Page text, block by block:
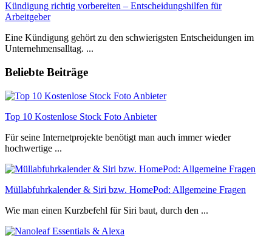
Kündigung richtig vorbereiten – Entscheidungshilfen für
Arbeitgeber
Eine Kündigung gehört zu den schwierigsten Entscheidungen im
Unternehmensalltag. ...
Beliebte Beiträge
Top 10 Kostenlose Stock Foto Anbieter
Für seine Internetprojekte benötigt man auch immer wieder
hochwertige ...
Müllabfuhrkalender & Siri bzw. HomePod: Allgemeine Fragen
Wie man einen Kurzbefehl für Siri baut, durch den ...